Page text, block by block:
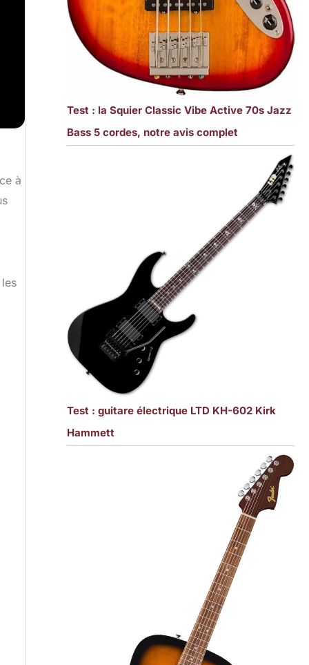
à
Test : la Squier Classic Vibe Active 70s Jazz
Bass 5 cordes, notre avis complet
Test : guitare électrique LTD KH-602 Kirk
Hammett